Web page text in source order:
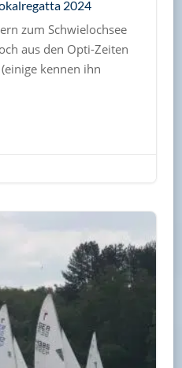
2024
zum Schwielochsee
aus den Opti-Zeiten
kennen ihn